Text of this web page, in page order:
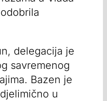
delegacija je
savremenog
Bazen je
u